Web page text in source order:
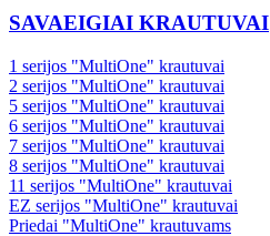
SAVAEIGIAI KRAUTUVAI
1 serijos "MultiOne" krautuvai
2 serijos "MultiOne" krautuvai
5 serijos "MultiOne" krautuvai
6 serijos "MultiOne" krautuvai
7 serijos "MultiOne" krautuvai
8 serijos "MultiOne" krautuvai
11 serijos "MultiOne" krautuvai
EZ serijos "MultiOne" krautuvai
Priedai "MultiOne" krautuvams